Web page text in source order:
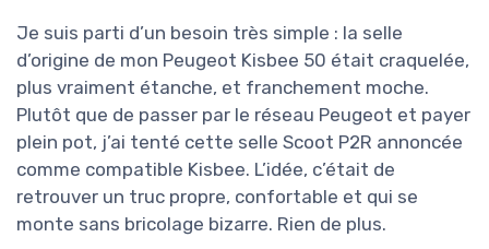
Je suis parti d’un besoin très simple : la selle
d’origine de mon Peugeot Kisbee 50 était craquelée,
plus vraiment étanche, et franchement moche.
Plutôt que de passer par le réseau Peugeot et payer
plein pot, j’ai tenté cette selle Scoot P2R annoncée
comme compatible Kisbee. L’idée, c’était de
retrouver un truc propre, confortable et qui se
monte sans bricolage bizarre. Rien de plus.